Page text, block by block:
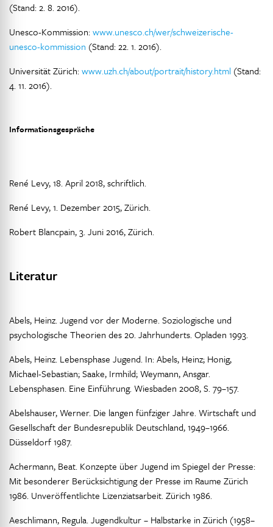
(Stand: 2. 8. 2016).
Unesco-Kommission:www.unesco.ch/wer/schweizerische-
unesco-kommission (Stand: 22. 1. 2016).
Universität Zürich:www.uzh.ch/about/portrait/history.html (Stand:
4. 11. 2016).
Informationsgespräche
René Levy, 18. April 2018, schriftlich.
René Levy, 1. Dezember 2015, Zürich.
Robert Blancpain, 3. Juni 2016, Zürich.
Literatur
Abels, Heinz. Jugend vor der Moderne. Soziologische und
psychologische Theorien des 20. Jahrhunderts. Opladen 1993.
Abels, Heinz. Lebensphase Jugend. In: Abels, Heinz; Honig,
Michael-Sebastian; Saake, Irmhild; Weymann, Ansgar.
Lebensphasen. Eine Einführung. Wiesbaden 2008, S. 79–157.
Abelshauser, Werner. Die langen fünfziger Jahre. Wirtschaft und
Gesellschaft der Bundesrepublik Deutschland, 1949–1966.
Düsseldorf 1987.
Achermann, Beat. Konzepte über Jugend im Spiegel der Presse:
Mit besonderer Berücksichtigung der Presse im Raume Zürich
1986. Unveröffentlichte Lizenziatsarbeit. Zürich 1986.
Aeschlimann, Regula. Jugendkultur – Halbstarke in Zürich (1958–